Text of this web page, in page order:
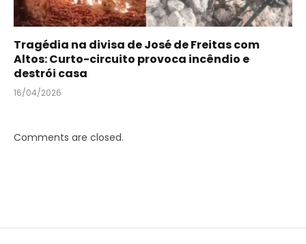
Tragédia na divisa de José de Freitas com
Altos: Curto-circuito provoca incêndio e
destrói casa
16/04/2026
Comments are closed.